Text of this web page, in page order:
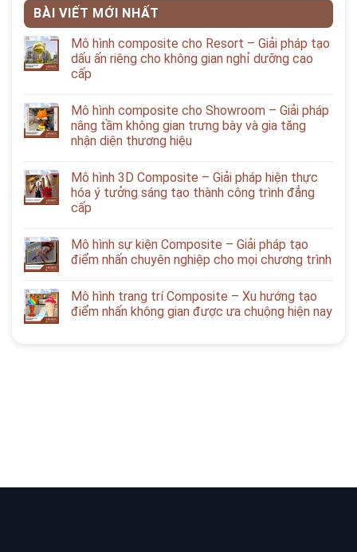
BÀI VIẾT MỚI NHẤT
Mô hình composite cho Resort – Giải pháp tạo
dấu ấn riêng cho không gian nghỉ dưỡng cao
cấp
Mô hình composite cho Showroom – Giải pháp
nâng tầm không gian trưng bày và gia tăng
nhận diện thương hiệu
Mô hình 3D Composite – Giải pháp hiện thực
hóa ý tưởng sáng tạo thành công trình đẳng
cấp
Mô hình sự kiện Composite – Giải pháp tạo
điểm nhấn chuyên nghiệp cho mọi chương trình
Mô hình trang trí Composite – Xu hướng tạo
điểm nhấn không gian được ưa chuộng hiện nay